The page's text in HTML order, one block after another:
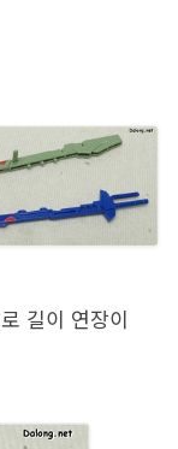
길이 연장이